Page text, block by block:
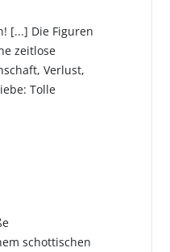
[...] Die Figuren
zeitlose
Verlust,
Tolle
schottischen